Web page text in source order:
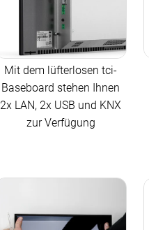
Mit dem lüfterlosen tci-
Baseboard stehen Ihnen
2x LAN, 2x USB und KNX
zur Verfügung